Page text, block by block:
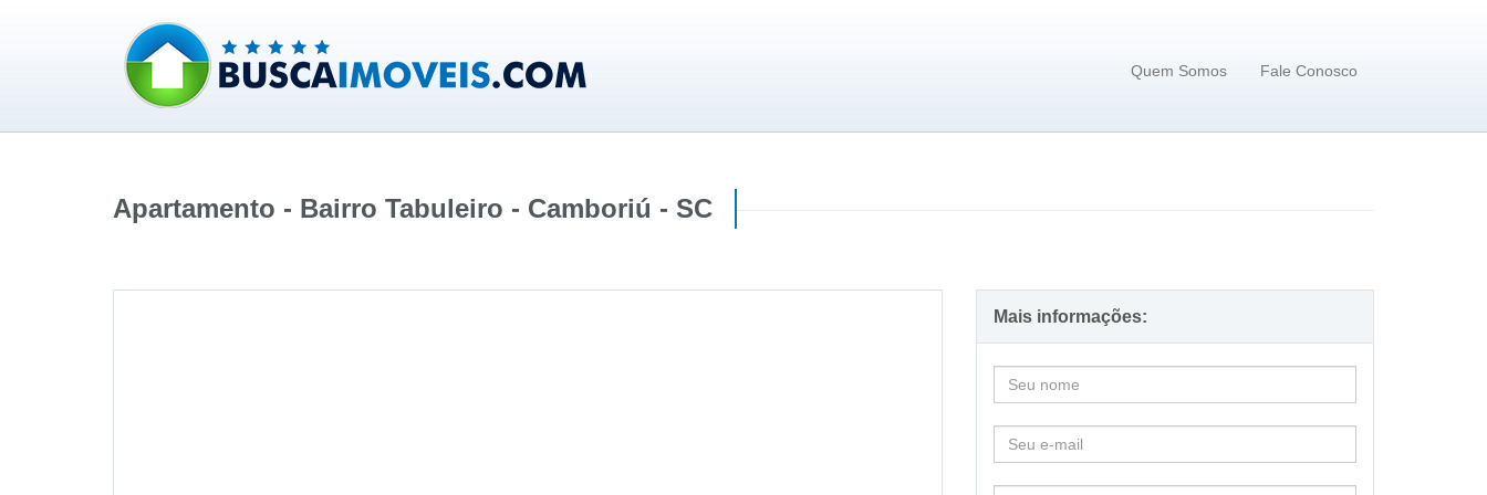
Quem Somos Fale Conosco
Apartamento - Bairro Tabuleiro - Camboriú - SC
Mais informações: